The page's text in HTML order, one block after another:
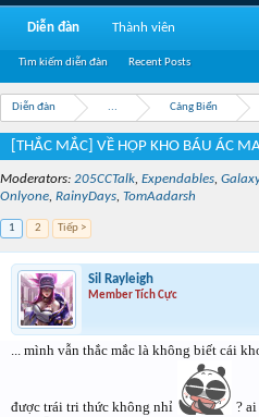
Diễn đàn ... Cảng Biển
[THẮC MẮC] VỀ HỘP KHO BÁU ÁC
Moderators: 205CCTalk, Expendables,
Onlyone, RainyDays, TomAadarsh
1 2 Tiếp >
Sil Rayleigh
Member Tích Cực
... mình vẫn thắc mắc là không biết cái
được trái tri thức không nhỉ ?
Diễn đàn
Tìm kiếm diễn đàn Recent Posts
Thành viên